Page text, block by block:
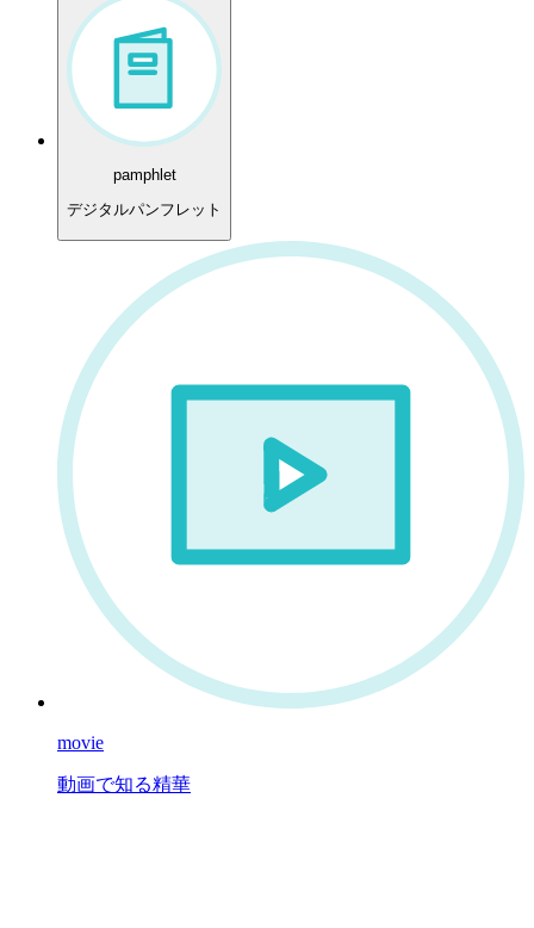
pamphlet
デジタルパンフレット
movie
動画で知る精華